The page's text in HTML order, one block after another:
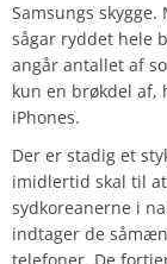
Samsungs
sågar ryddet hele
angår antallet af
kun en brøkdel af,
iPhones.
Der er stadig et
imidlertid skal til
sydkoreanerne i
indtager de